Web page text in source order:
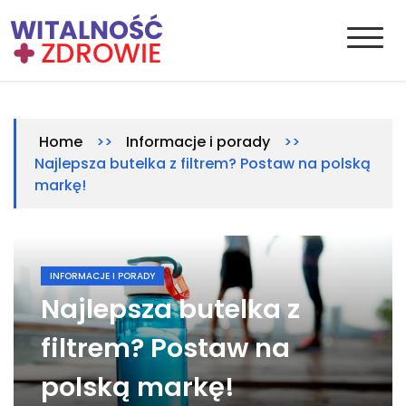
to
content
Home >> Informacje i porady
>>
Najlepsza butelka z filtrem? Postaw na polską
markę!
INFORMACJE I PORADY
Najlepsza butelka z
filtrem? Postaw na
polską markę!